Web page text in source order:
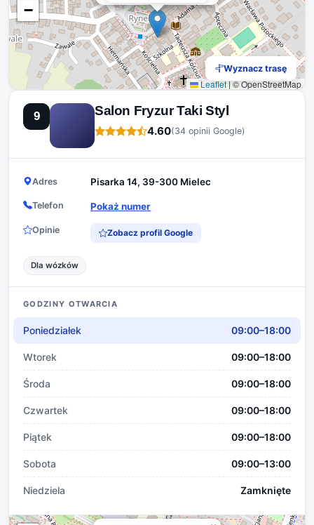
−
Leaflet|© OpenStreetMap
Wyznacz trasę
9 Salon Fryzur Taki Styl
4.60(34 opinii Google)
Adres Pisarka 14, 39-300 Mielec
Telefon Pokaż numer
Opinie Zobacz profil Google
Dla wózków
GODZINY OTWARCIA
Poniedziałek 09:00–18:00
Wtorek 09:00–18:00
Środa 09:00–18:00
Czwartek 09:00–18:00
Piątek 09:00–18:00
Sobota 09:00–13:00
Niedziela Zamknięte